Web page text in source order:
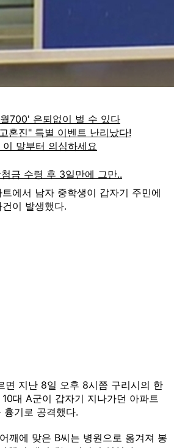
에서 남자 중학생이 갑자기 주민에
이 발생했다.
면 지난 8일 오후 8시쯤 구리시의 한
대 A군이 갑자기 지나가던 아파트
기로 공격했다.
깨에 맞은 B씨는 병원으로 옮겨져 봉